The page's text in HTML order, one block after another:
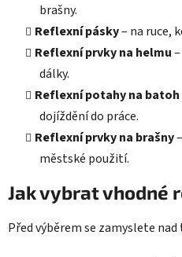
brašny.
Reflexní pásky– na ruce,
Reflexní prvky na helmu
dálky.
Reflexní potahy na batoh
dojíždění do práce.
Reflexní prvky na brašny
městské použití.
Jak vybrat vhodné
Před výběrem se zamyslete